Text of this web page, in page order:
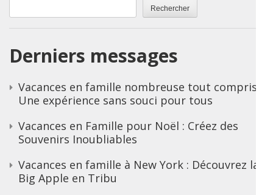
Rechercher
Derniers messages
Vacances en famille nombreuse tout compris :
Une expérience sans souci pour tous
Vacances en Famille pour Noël : Créez des
Souvenirs Inoubliables
Vacances en famille à New York : Découvrez la
Big Apple en Tribu